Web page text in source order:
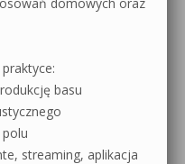
basu
streaming, aplikacja